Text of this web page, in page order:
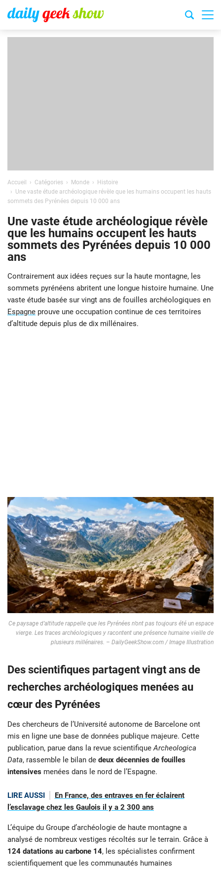
Accueil Catégories Monde
Histoire
Une vaste étude archéologique révèle que les humains occupent les hauts
sommets des Pyrénées depuis 10 000 ans
Une vaste étude archéologique révèle
que les humains occupent les hauts
sommets des Pyrénées depuis 10 000
ans
Contrairement aux idées reçues sur la haute montagne, les
sommets pyrénéens abritent une longue histoire humaine. Une
vaste étude basée sur vingt ans de fouilles archéologiques en
Espagne prouve une occupation continue de ces territoires
d’altitude depuis plus de dix millénaires.
Ce paysage d’altitude rappelle que les Pyrénées n’ont pas toujours été un espace
vierge. Les traces archéologiques y racontent une présence humaine vieille de
plusieurs millénaires. – DailyGeekShow.com / Image Illustration
Des scientifiques partagent vingt ans de
recherches archéologiques menées au
cœur des Pyrénées
Des chercheurs de l’Université autonome de Barcelone ont
mis en ligne une base de données publique majeure. Cette
publication, parue dans la revue scientifiqueArcheologica
Data, rassemble le bilan de deux décennies de fouilles
intensives menées dans le nord de l’Espagne.
LIRE AUSSI
En France, des entraves en fer éclairent
l’esclavage chez les Gaulois il y a 2 300 ans
L’équipe du Groupe d’archéologie de haute montagne a
analysé de nombreux vestiges récoltés sur le terrain. Grâce à
124 datations au carbone 14, les spécialistes confirment
scientifiquement que les communautés humaines